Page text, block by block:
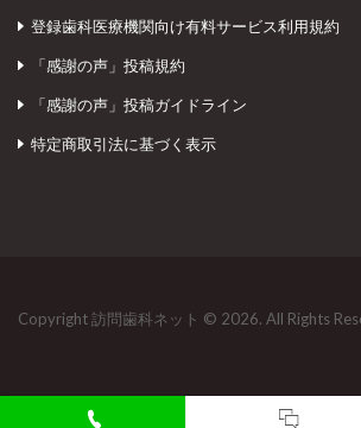
登録歯科医療機関向け有料サービス利用規約
「感謝の声」投稿規約
「感謝の声」投稿ガイドライン
特定商取引法に基づく表示
Copyright 訪問歯科ネット © 2026. All Rights